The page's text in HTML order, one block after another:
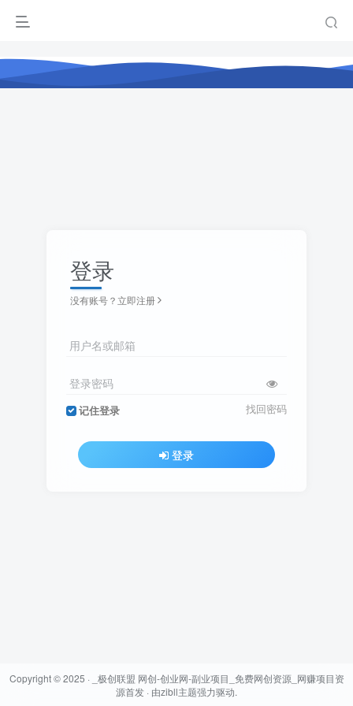
登录
没有账号？立即注册
用户名或邮箱
登录密码
记住登录 找回密码
登录
Copyright © 2025 ·
_极创联盟 网创-创业网-副业项目_免费网创资源_网赚项目资
源首发 · 由zibll主题强力驱动.